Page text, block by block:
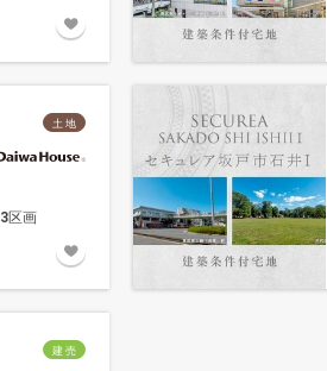
土 地
3区画
建 売